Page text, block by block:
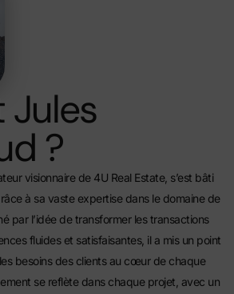
Jules
?
visionnaire de 4U Real Estate, s’est bâti
à sa vaste expertise dans le domaine de
par l’idée de transformer les transactions
fluides et satisfaisantes, il a mis un point
besoins des clients au cœur de chaque
se reflète dans chaque projet, avec un